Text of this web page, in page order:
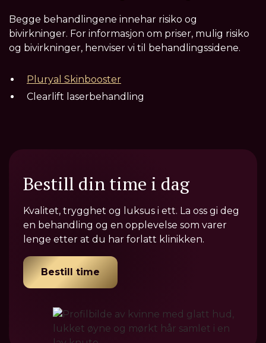
Begge behandlingene innehar risiko og
bivirkninger. For informasjon om priser, mulig risiko
og bivirkninger, henviser vi til behandlingssidene.
Pluryal Skinbooster
Clearlift laserbehandling
Bestill din time i dag
Kvalitet, trygghet og luksus i ett. La oss gi deg
en behandling og en opplevelse som varer
lenge etter at du har forlatt klinikken.
Bestill time